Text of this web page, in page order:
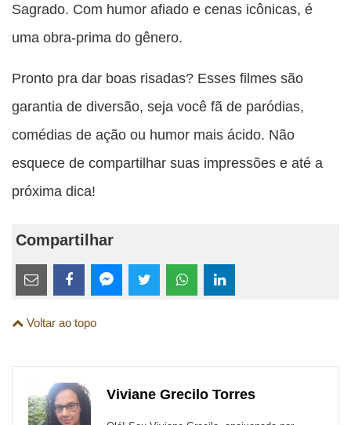
Sagrado. Com humor afiado e cenas icônicas, é
uma obra-prima do gênero.
Pronto pra dar boas risadas? Esses filmes são
garantia de diversão, seja você fã de paródias,
comédias de ação ou humor mais ácido. Não
esquece de compartilhar suas impressões e até a
próxima dica!
Compartilhar
Estes
links
são
sites
esta
Email
esta
FacebookMessenger
TwitterWhatsApp
LinkedIn
Voltar ao topo
Viviane Grecilo Torres